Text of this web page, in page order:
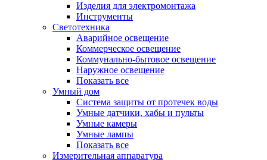
Изделия для электромонтажа
Инструменты
Светотехника
Аварийное освещение
Коммерческое освещение
Коммунально-бытовое освещение
Наружное освещение
Показать все
Умный дом
Система защиты от протечек воды
Умные датчики, хабы и пульты
Умные камеры
Умные лампы
Показать все
Измерительная аппаратура